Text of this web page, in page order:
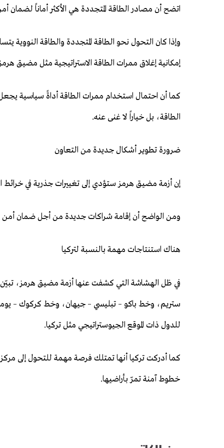
اتضح أن مصادر الطاقة المتجددة هي الأكثر أماناً لضمان
وإذا كان التحول نحو الطاقة المتجددة والطاقة
إمكانية إغلاق ممرات الطاقة الاستراتيجية مثل مضيق
كما أن احتمال استخدام ممرات الطاقة أداةً سياسية يجعل
الطاقة، بل خياراً لا غنى عنه.
ضرورة تطوير أشكال جديدة من التعاون
إن أزمة مضيق هرمز ستؤدي إلى تغييرات جذرية في خرائط
ومن الواضح أن إقامة شراكات جديدة من أجل ضمان أمن
هناك استنتاجات مهمة بالنسبة لتركيا
في ظل الهشاشة التي كشفت عنها أزمة مضيق هرمز،
ستريم، وخط باكو – تبليسي – جيهان، وخط كركوك –
للدول ذات الموقع الجيوستراتيجي مثل تركيا.
كما أدركت تركيا أنها تمتلك فرصة مهمة للتحول إلى مركز
خطوط آمنة تمرّ بأراضيها.